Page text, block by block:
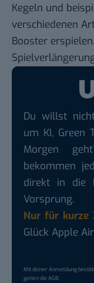
Kegeln und
verschiedenen
Booster
Du willst
um KI, Green
Morgen
bekommen
direkt in die
Vorsprung.
Nur für kurze
Glück Apple
Mit deiner Anmeldung
gelten dieAGB.